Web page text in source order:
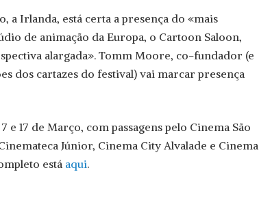
a Irlanda, está certa a presença do «mais
de animação da Europa, o Cartoon Saloon,
alargada». Tomm Moore, co-fundador (e
dos cartazes do festival) vai marcar presença
17 de Março, com passagens pelo Cinema São
Júnior, Cinema City Alvalade e Cinema
está aqui.